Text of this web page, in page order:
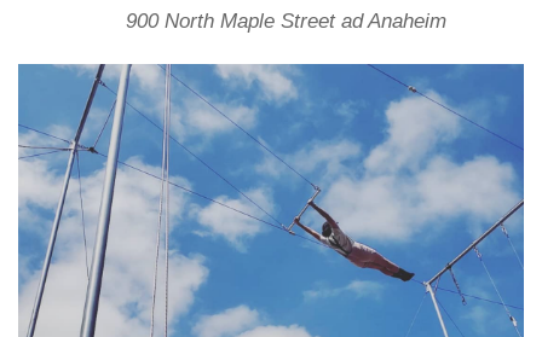
900 North Maple Street ad Anaheim